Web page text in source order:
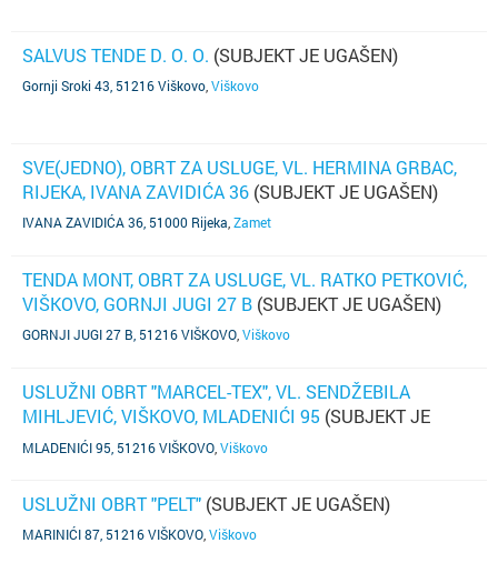
SALVUS TENDE D. O. O. (SUBJEKT JE UGAŠEN)
Gornji Sroki 43, 51216 Viškovo Viškovo
SVE(JEDNO), OBRT ZA USLUGE, VL. HERMINA GRBAC,
RIJEKA, IVANA ZAVIDIĆA 36 (SUBJEKT JE UGAŠEN)
IVANA ZAVIDIĆA 36, 51000 Rijeka Zamet
TENDA MONT, OBRT ZA USLUGE, VL. RATKO PETKOVIĆ,
VIŠKOVO, GORNJI JUGI 27 B (SUBJEKT JE UGAŠEN)
GORNJI JUGI 27 B, 51216 VIŠKOVO Viškovo
USLUŽNI OBRT "MARCEL-TEX", VL. SENDŽEBILA
MIHLJEVIĆ, VIŠKOVO, MLADENIĆI 95 (SUBJEKT JE
UGAŠEN)
MLADENIĆI 95, 51216 VIŠKOVO Viškovo
USLUŽNI OBRT "PELT" (SUBJEKT JE UGAŠEN)
MARINIĆI 87, 51216 VIŠKOVO Viškovo